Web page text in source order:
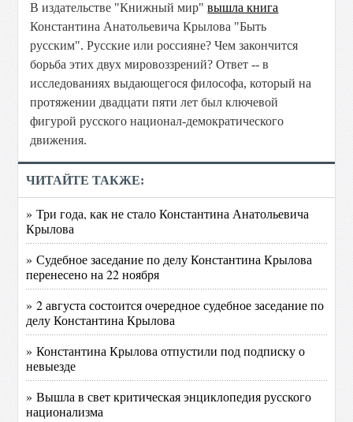
В издательстве "Книжный мир"вышла книга
Константина Анатольевича Крылова "Быть
русским". Русские или россияне? Чем закончится
борьба этих двух мировоззрений? Ответ -- в
исследованиях выдающегося философа, который на
протяжении двадцати пяти лет был ключевой
фигурой русского национал-демократического
движения.
ЧИТАЙТЕ ТАКЖЕ:
» Три года, как не стало Константина Анатольевича
Крылова
» Судебное заседание по делу Константина Крылова
перенесено на 22 ноября
» 2 августа состоится очередное судебное заседание по
делу Константина Крылова
» Константина Крылова отпустили под подписку о
невыезде
» Вышла в свет критическая энциклопедия русского
национализма